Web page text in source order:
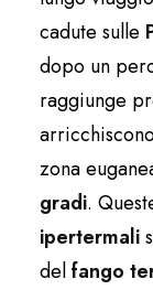
cadute sulle
dopo un
raggiunge
zona
gradi.
ipertermali
delfango